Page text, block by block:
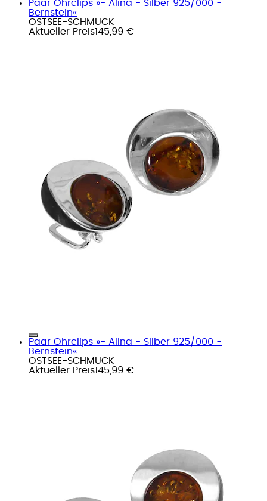
Paar Ohrclips »- Alina - Silber 925/000 -
Bernstein«
OSTSEE-SCHMUCK
Aktueller Preis145,99 €
Paar Ohrclips »- Alina - Silber 925/000 -
Bernstein«
OSTSEE-SCHMUCK
Aktueller Preis145,99 €